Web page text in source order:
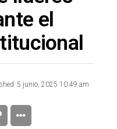
el
5 junio, 2025 10:49 am